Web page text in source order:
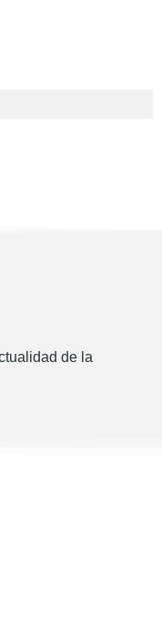
de la